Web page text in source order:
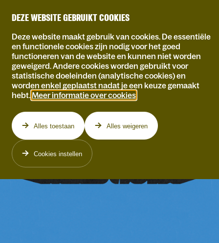
DEZE WEBSITE GEBRUIKT COOKIES
Deze website maakt gebruik van cookies. De essentiële
en functionele cookies zijn nodig voor het goed
functioneren van de website en kunnen niet worden
geweigerd. Andere cookies worden gebruikt voor
statistische doeleinden (analytische cookies) en
worden enkel geplaatst nadat je een keuze gemaakt
hebt. Meer informatie over cookies
Alles toestaan Alles weigeren
Cookies instellen